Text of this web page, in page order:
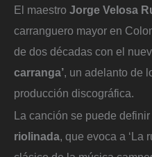
El maestro Jorge Velosa
carranguero mayor en
de dos décadas con el
carranga’, un adelanto de
producción discográfica.
La canción se puede
riolinada, que evoca a ‘La